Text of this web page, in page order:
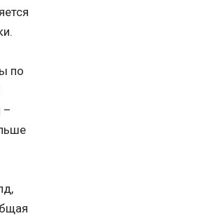
по
–